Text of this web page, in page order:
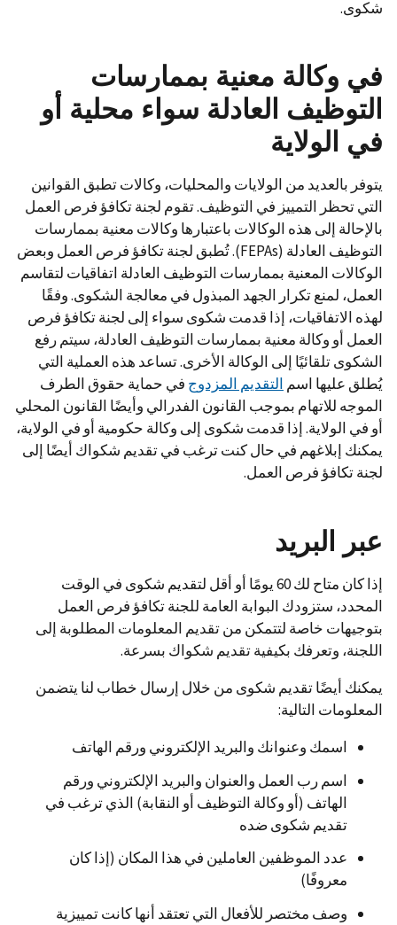
شكوى.
في وكالة معنية بممارسات
التوظيف العادلة سواء محلية أو
في الولاية
يتوفر بالعديد من الولايات والمحليات، وكالات تطبق القوانين
التي تحظر التمييز في التوظيف. تقوم لجنة تكافؤ فرص العمل
بالإحالة إلى هذه الوكالات باعتبارها وكالات معنية بممارسات
التوظيف العادلة (FEPAs). تُطبق لجنة تكافؤ فرص العمل وبعض
الوكالات المعنية بممارسات التوظيف العادلة اتفاقيات لتقاسم
العمل، لمنع تكرار الجهد المبذول في معالجة الشكوى. وفقًا
لهذه الاتفاقيات، إذا قدمت شكوى سواء إلى لجنة تكافؤ فرص
العمل أو وكالة معنية بممارسات التوظيف العادلة، سيتم رفع
الشكوى تلقائيًا إلى الوكالة الأخرى. تساعد هذه العملية التي
يُطلق عليها اسم التقديم المزدوج في حماية حقوق الطرف
الموجه للاتهام بموجب القانون الفدرالي وأيضًا القانون المحلي
أو في الولاية. إذا قدمت شكوى إلى وكالة حكومية أو في الولاية،
يمكنك إبلاغهم في حال كنت ترغب في تقديم شكواك أيضًا إلى
لجنة تكافؤ فرص العمل.
عبر البريد
إذا كان متاح لك 60 يومًا أو أقل لتقديم شكوى في الوقت
المحدد، ستزودك البوابة العامة للجنة تكافؤ فرص العمل
بتوجيهات خاصة لتتمكن من تقديم المعلومات المطلوبة إلى
اللجنة، وتعرفك بكيفية تقديم شكواك بسرعة.
يمكنك أيضًا تقديم شكوى من خلال إرسال خطاب لنا يتضمن
المعلومات التالية:
اسمك وعنوانك والبريد الإلكتروني ورقم الهاتف
اسم رب العمل والعنوان والبريد الإلكتروني ورقم
الهاتف (أو وكالة التوظيف أو النقابة) الذي ترغب في
تقديم شكوى ضده
عدد الموظفين العاملين في هذا المكان (إذا كان
معروفًا)
وصف مختصر للأفعال التي تعتقد أنها كانت تمييزية